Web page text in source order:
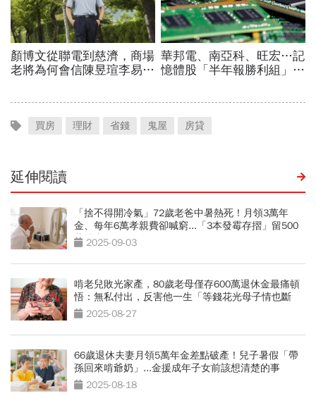
買房 理財 省錢 鬼屋 房貸
延伸閱讀
「捨不得開冷氣」72歲老爸中暑熱死！月領3萬年
金、每年6萬孝親費卻喊窮...「3本發霉存摺」留500
萬遺產啟示
2025-09-03
啃老兒敗光家產，80歲老母僅存600萬退休金最痛頓
悟：無私付出，反害他一生「等錢花光母子情也斷
了」2025-08-27
66歲退休夫妻月領5萬年金差點破產！兒子暑假「帶
孫回來啃爺奶」...金援成年子女前該想清楚的事
2025-08-18